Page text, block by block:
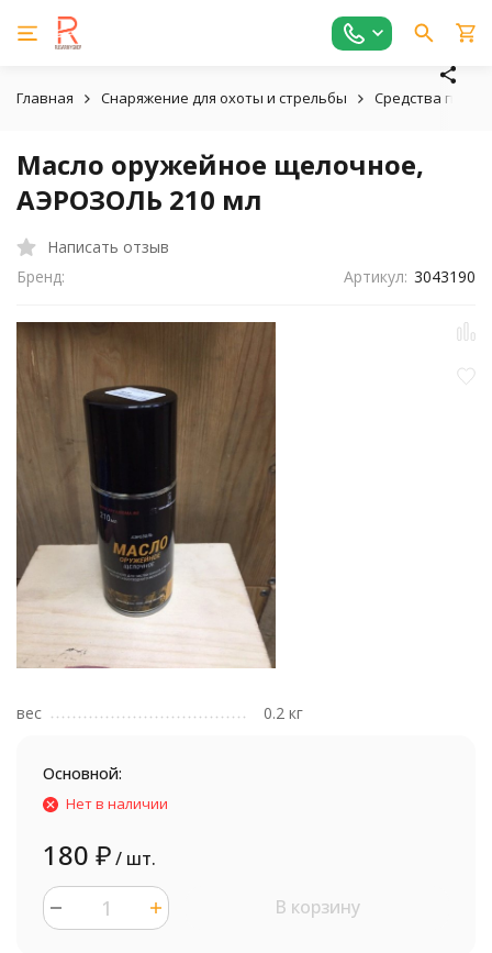
Главная Снаряжение для охоты и стрельбы Средства по
Масло оружейное щелочное,
АЭРОЗОЛЬ 210 мл
Написать отзыв
Бренд:
Артикул: 3043190
вес 0.2 кг
Основной:
Нет в наличии
180 ₽/ шт.
В корзину